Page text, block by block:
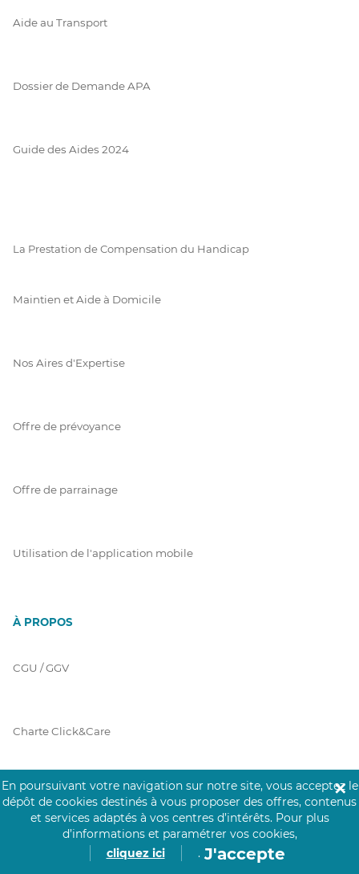
Aide au Transport
Dossier de Demande APA
Guide des Aides 2024
La Prestation de Compensation du Handicap
Maintien et Aide à Domicile
Nos Aires d'Expertise
Offre de prévoyance
Offre de parrainage
Utilisation de l'application mobile
À PROPOS
CGU / GGV
Charte Click&Care
Code de Déontologie
Mentions Légales
En poursuivant votre navigation sur notre site, vous acceptez le
dépôt de cookies destinés à vous proposer des offres, contenus
et services adaptés à vos centres d’intérêts. Pour plus
d’informations et paramétrer vos cookies,
cliquez ici
. J'accepte
✕